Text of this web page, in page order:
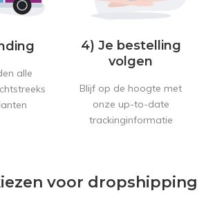
alle
4) Je bestelling
volgen
Blijf op de hoogte met
onze up-to-date
trackinginformatie
voor dropshipping